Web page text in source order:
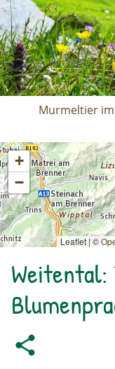
Murmeltier
+
−
Leaflet | ©